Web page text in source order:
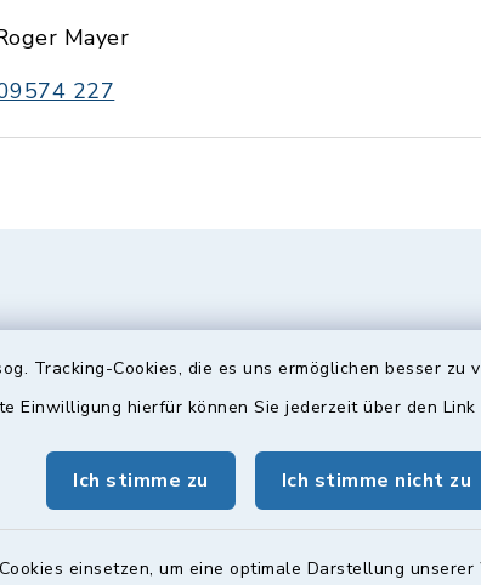
Tracking-Cookies, die es uns ermöglichen besser
Einwilligung hierfür können Sie jederzeit über den Link
Ich stimme zu Ich stimme nicht zu
einsetzen, um eine optimale Darstellung
Mayer
227
und Freitag:
Sprechstunde: